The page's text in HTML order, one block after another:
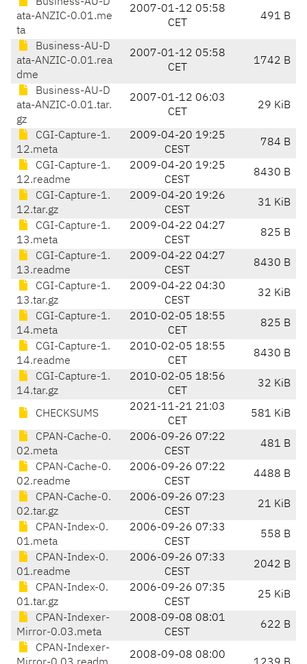
ata-ANZIC-0.01.me
ta
2007-01-12 05:58
CET
491 B
Business-AU-D
ata-ANZIC-0.01.rea
dme
2007-01-12 05:58
CET
1742 B
Business-AU-D
ata-ANZIC-0.01.tar.
gz
2007-01-12 06:03
CET
29 KiB
CGI-Capture-1.
12.meta
2009-04-20 19:25
CEST
784 B
CGI-Capture-1.
12.readme
2009-04-20 19:25
CEST
8430 B
CGI-Capture-1.
12.tar.gz
2009-04-20 19:26
CEST
31 KiB
CGI-Capture-1.
13.meta
2009-04-22 04:27
CEST
825 B
CGI-Capture-1.
13.readme
2009-04-22 04:27
CEST
8430 B
CGI-Capture-1.
13.tar.gz
2009-04-22 04:30
CEST
32 KiB
CGI-Capture-1.
14.meta
2010-02-05 18:55
CET
825 B
CGI-Capture-1.
14.readme
2010-02-05 18:55
CET
8430 B
CGI-Capture-1.
14.tar.gz
2010-02-05 18:56
CET
32 KiB
CHECKSUMS
2021-11-21 21:03
CET
581 KiB
CPAN-Cache-0.
02.meta
2006-09-26 07:22
CEST
481 B
CPAN-Cache-0.
02.readme
2006-09-26 07:22
CEST
4488 B
CPAN-Cache-0.
02.tar.gz
2006-09-26 07:23
CEST
21 KiB
CPAN-Index-0.
01.meta
2006-09-26 07:33
CEST
558 B
CPAN-Index-0.
01.readme
2006-09-26 07:33
CEST
2042 B
CPAN-Index-0.
01.tar.gz
2006-09-26 07:35
CEST
25 KiB
CPAN-Indexer-
Mirror-0.03.meta
2008-09-08 08:01
CEST
622 B
CPAN-Indexer-
2008-09-08 08:00